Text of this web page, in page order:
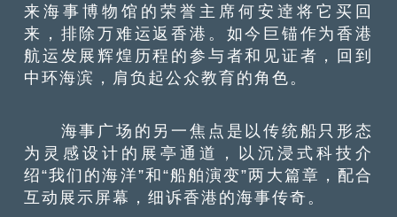
来海事博物馆的荣誉主席何安逹将它买回
来，排除万难运返香港。如今巨锚作为香港
航运发展辉煌历程的参与者和见证者，回到
中环海滨，肩负起公众教育的角色。
海事广场的另一焦点是以传统船只形态
为灵感设计的展亭通道，以沉浸式科技介
绍“我们的海洋”和“船舶演变”两大篇章，配合
互动展示屏幕，细诉香港的海事传奇。